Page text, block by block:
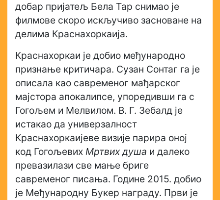
добар пријатељ Бела Тар снимао је
филмове скоро искључиво засноване на
делима Краснахоркаија.
Краснахоркаи је добио међународно
признање критичара. Сузан Сонтаг га је
описала као савременог мађарског
мајстора апокалипсе, упоредивши га с
Гогољем и Мелвилом. В. Г. Зебалд је
истакао да универзалност
Краснахоркаијеве визије парира оној
код Гогољевих Мртвих душа и далеко
превазилази све мање бриге
савременог писања. Године 2015. добио
је Међународну Букер награду. Први је